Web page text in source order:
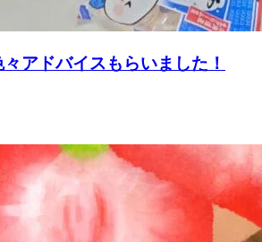
アドバイスもらいました！